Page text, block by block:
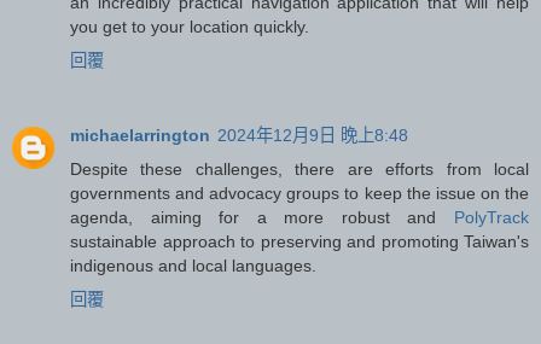
you get to your location quickly.
回覆
michaelarrington 2024年12月9日 晚上8:48
Despite these challenges, there are efforts from local
governments and advocacy groups to keep the issue on the
agenda, aiming for a more robust and PolyTrack
sustainable approach to preserving and promoting Taiwan's
indigenous and local languages.
回覆